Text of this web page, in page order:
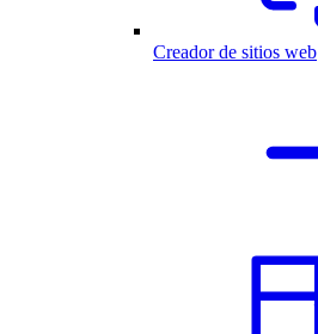
Creador de sitios web